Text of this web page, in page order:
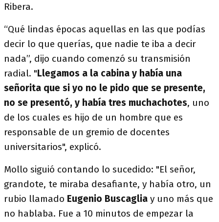
Ribera.
“Qué lindas épocas aquellas en las que podías
decir lo que querías, que nadie te iba a decir
nada”, dijo cuando comenzó su transmisión
radial. "Llegamos a la cabina y había una
señorita que si yo no le pido que se presente,
no se presentó, y había tres muchachotes, uno
de los cuales es hijo de un hombre que es
responsable de un gremio de docentes
universitarios", explicó.
Mollo siguió contando lo sucedido: "El señor,
grandote, te miraba desafiante, y había otro, un
rubio llamado Eugenio Buscaglia y uno más que
no hablaba. Fue a 10 minutos de empezar la